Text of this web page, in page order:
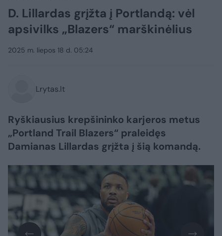
D. Lillardas grįžta į Portlandą: vėl
apsivilks „Blazers“ marškinėlius
2025 m. liepos 18 d. 05:24
Lrytas.lt
Ryškiausius krepšininko karjeros metus
„Portland Trail Blazers“ praleidęs
Damianas Lillardas grįžta į šią komandą.